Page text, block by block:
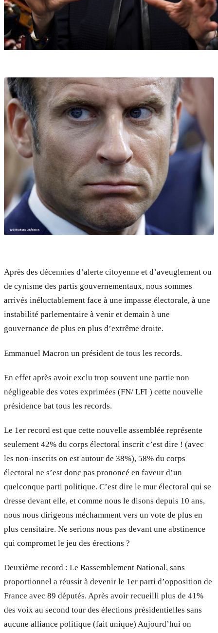
Après des décennies d’alerte citoyenne et d’aveuglement ou
de cynisme des partis gouvernementaux, nous sommes
arrivés inéluctablement face à une impasse électorale, à une
instabilité parlementaire à venir et demain à une
gouvernance de plus en plus d’extrême droite.
Emmanuel Macron un président de tous les records.
En effet après avoir exclu trop souvent une partie non
négligeable des votes exprimées (FN/ LFI ) cette nouvelle
présidence bat tous les records.
Le 1er record est que cette nouvelle assemblée représente
seulement 42% du corps électoral inscrit c’est dire ! (avec
les non-inscrits on est autour de 38%), 58% du corps
électoral ne s’est donc pas prononcé en faveur d’un
quelconque parti politique. C’est dire le mur électoral qui se
dresse devant elle, et comme nous le disons depuis 10 ans,
nous nous dirigeons méchamment vers un vote de plus en
plus censitaire. Ne serions nous pas devant une abstinence
qui compromet le jeu des érections ?
Deuxième record : Le Rassemblement National, sans
proportionnel a réussit à devenir le 1er parti d’opposition de
France avec 89 députés. Après avoir recueilli plus de 41%
des voix au second tour des élections présidentielles sans
aucune alliance politique (fait unique) Aujourd’hui on